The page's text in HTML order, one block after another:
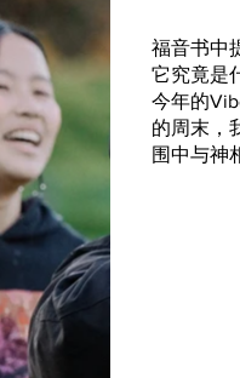
福音书中
它究竟是
今年的
的周末，
围中与神